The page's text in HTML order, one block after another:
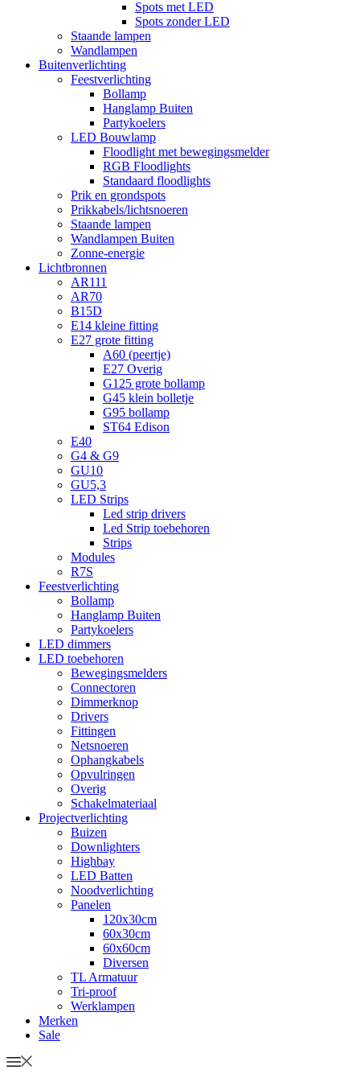
Spots met LED
Spots zonder LED
Staande lampen
Wandlampen
Buitenverlichting
Feestverlichting
Bollamp
Hanglamp Buiten
Partykoelers
LED Bouwlamp
Floodlight met bewegingsmelder
RGB Floodlights
Standaard floodlights
Prik en grondspots
Prikkabels/lichtsnoeren
Staande lampen
Wandlampen Buiten
Zonne-energie
Lichtbronnen
AR111
AR70
B15D
E14 kleine fitting
E27 grote fitting
A60 (peertje)
E27 Overig
G125 grote bollamp
G45 klein bolletje
G95 bollamp
ST64 Edison
E40
G4 & G9
GU10
GU5,3
LED Strips
Led strip drivers
Led Strip toebehoren
Strips
Modules
R7S
Feestverlichting
Bollamp
Hanglamp Buiten
Partykoelers
LED dimmers
LED toebehoren
Bewegingsmelders
Connectoren
Dimmerknop
Drivers
Fittingen
Netsnoeren
Ophangkabels
Opvulringen
Overig
Schakelmateriaal
Projectverlichting
Buizen
Downlighters
Highbay
LED Batten
Noodverlichting
Panelen
120x30cm
60x30cm
60x60cm
Diversen
TL Armatuur
Tri-proof
Werklampen
Merken
Sale